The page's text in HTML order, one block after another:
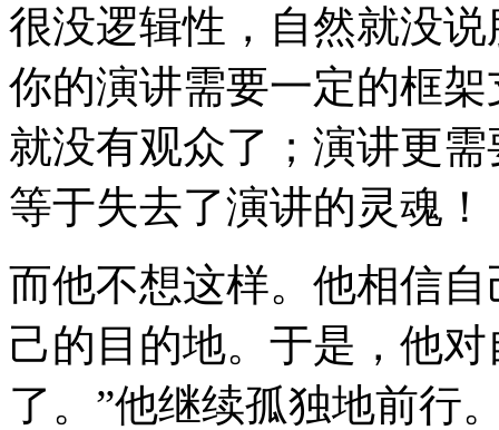
很没逻辑性，自然就没
你的演讲需要一定的框
就没有观众了；演讲更
等于失去了演讲的灵魂！
而他不想这样。他相信
己的目的地。于是，他
了。”他继续孤独地前行